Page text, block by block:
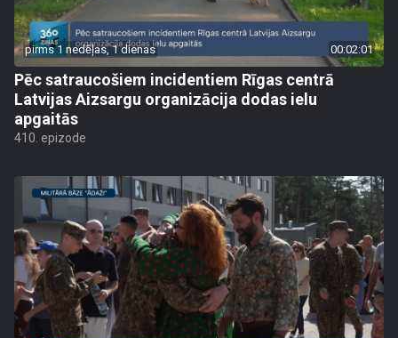
pirms 1 nedēļas, 1 dienas 00:02:01
Pēc satraucošiem incidentiem Rīgas centrā
Latvijas Aizsargu organizācija dodas ielu
apgaitās
410. epizode